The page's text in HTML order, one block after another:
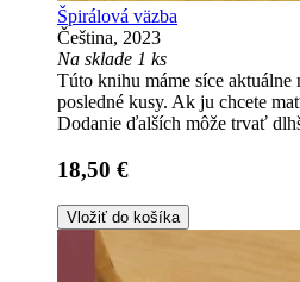
Špirálová väzba
Čeština, 2023
Na sklade 1 ks
Túto knihu máme síce aktuálne
posledné kusy. Ak ju chcete
Dodanie ďalších môže trvať
18,50 €
Vložiť do košíka